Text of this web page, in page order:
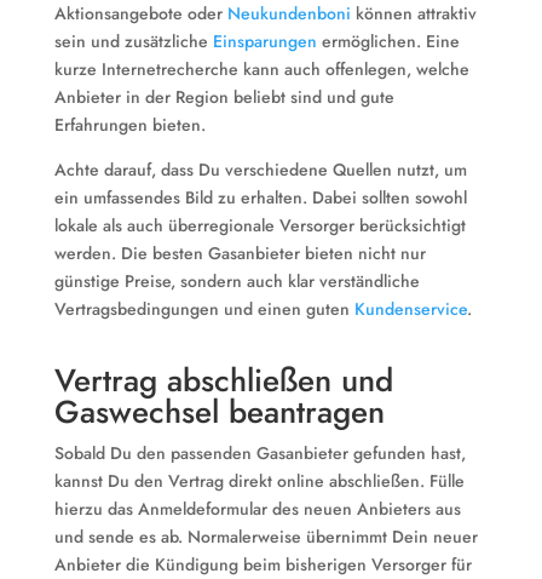
Aktionsangebote oder Neukundenboni können attraktiv
sein und zusätzliche Einsparungen ermöglichen. Eine
kurze Internetrecherche kann auch offenlegen, welche
Anbieter in der Region beliebt sind und gute
Erfahrungen bieten.
Achte darauf, dass Du verschiedene Quellen nutzt, um
ein umfassendes Bild zu erhalten. Dabei sollten sowohl
lokale als auch überregionale Versorger berücksichtigt
werden. Die besten Gasanbieter bieten nicht nur
günstige Preise, sondern auch klar verständliche
Vertragsbedingungen und einen guten Kundenservice.
Vertrag abschließen und
Gaswechsel beantragen
Sobald Du den passenden Gasanbieter gefunden hast,
kannst Du den Vertrag direkt online abschließen. Fülle
hierzu das Anmeldeformular des neuen Anbieters aus
und sende es ab. Normalerweise übernimmt Dein neuer
Anbieter die Kündigung beim bisherigen Versorger für